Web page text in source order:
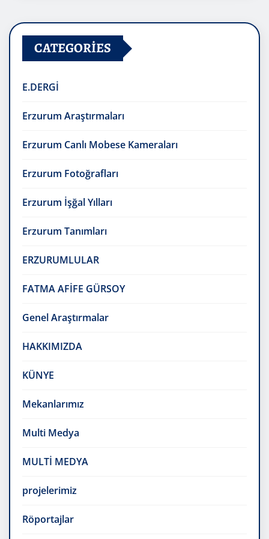
CATEGORIES
E.DERGİ
Erzurum Araştırmaları
Erzurum Canlı Mobese Kameraları
Erzurum Fotoğrafları
Erzurum İşğal Yılları
Erzurum Tanımları
ERZURUMLULAR
FATMA AFİFE GÜRSOY
Genel Araştırmalar
HAKKIMIZDA
KÜNYE
Mekanlarımız
Multi Medya
MULTİ MEDYA
projelerimiz
Röportajlar